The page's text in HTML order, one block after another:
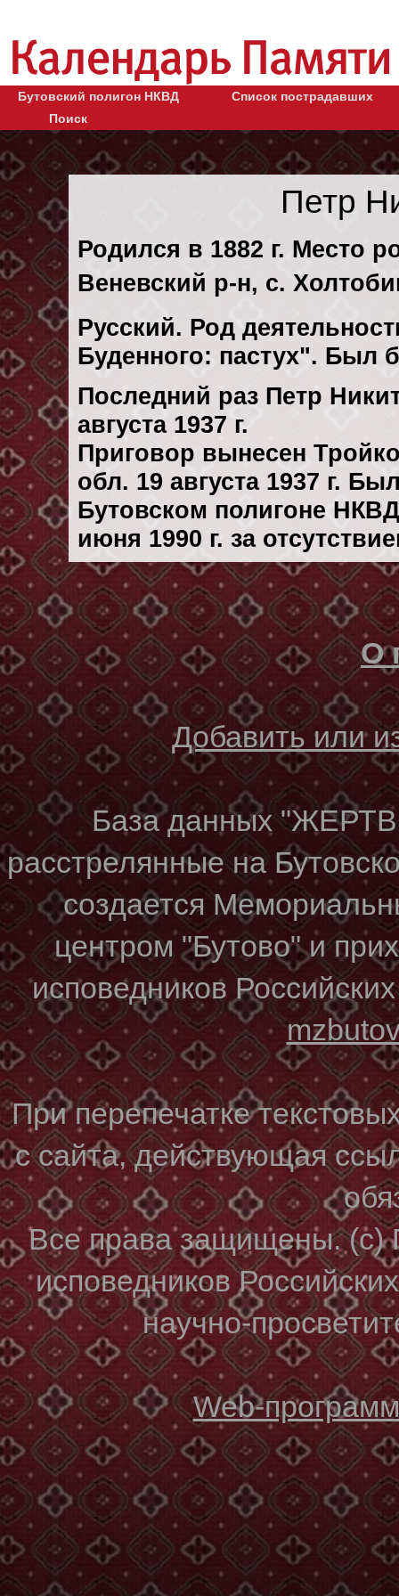
Бутовский полигон НКВД
Список пострадавших
Поиск
Петр
Родился в 1882 г. Место
Веневский р-н, с.
Русский. Род
Буденного: пастух". Был
Последний раз Петр
августа 1937 г.
Приговор вынесен
обл. 19 августа 1937 г.
Бутовском полигоне
июня 1990 г. за
О
Добавить или
База данных
расстрелянные на
создается
центром "Бутово" и
исповедников
При перепечатке
с сайта, действующая
Все права защищены. (с)
исповедников
научно-
Web-